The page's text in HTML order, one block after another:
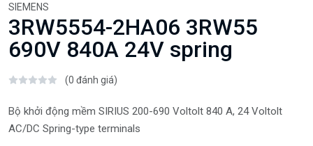
SIEMENS
3RW5554-2HA06 3RW55
690V 840A 24V spring
(0 đánh giá)
Bộ khởi động mềm SIRIUS 200-690 Voltolt 840 A, 24 Voltolt
AC/DC Spring-type terminals